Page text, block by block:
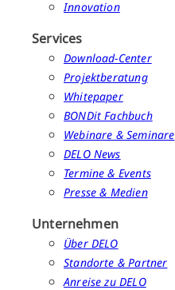
Innovation
Services
Download-Center
Projektberatung
Whitepaper
BONDit Fachbuch
Webinare & Seminare
DELO News
Termine & Events
Presse & Medien
Unternehmen
Über DELO
Standorte & Partner
Anreise zu DELO